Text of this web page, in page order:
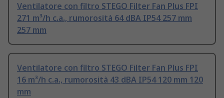
Ventilatore con filtro STEGO Filter Fan Plus FPI
271 m³/h c.a., rumorosità 64 dBA IP54 257 mm
257 mm
Ventilatore con filtro STEGO Filter Fan Plus FPI
16 m³/h c.a., rumorosità 43 dBA IP54 120 mm 120
mm